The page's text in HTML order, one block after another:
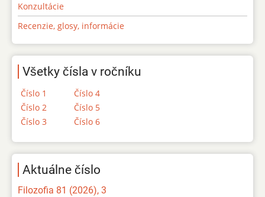
Konzultácie
Recenzie, glosy, informácie
Všetky čísla v ročníku
Číslo 1
Číslo 2
Číslo 3
Číslo 4
Číslo 5
Číslo 6
Aktuálne číslo
Filozofia 81 (2026), 3